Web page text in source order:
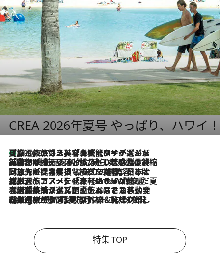
CREA 2026年夏号 やっぱり、ハワイ
2026.8.7
【厳選旅コスメ】「多機能アイテムがメイン！」旅好き美容エディターが選んだ夏旅ベストコスメを発表【Mサイズジップ】
2026.8.6
「荷物が増えるほど旅ストレスは増す」美容ジャーナリストがたどり着いた最終結論。“化粧品を劇的に減らす”感動の凝縮美容とは
2026.8.6
「旅先には金髪ウィッグを持参」日本と同じメイクでは損してる!? 美容ジャーナリストが提案する“掟破りの旅美容”とは
2026.8.6
【厳選旅コスメ】「身軽さ＆UV対策重視！」ヘアアーティストshucoが選んだ夏旅ベストコスメを発表【Mサイズジップ】
2026.8.5
【厳選旅コスメ】国内をあちこち移動する河井菜摘が選んだ夏旅ベストコスメ発表！「リラックスアイテムはマスト」【Mサイズジップ】
2026.8.4
【厳選旅コスメ】「紫外線＆乾燥対策しながらメイク感も！」ヘア＆メイクGeorgeが選んだ夏旅ベストコスメを発表！【Mサイズジップ】
特集 TOP